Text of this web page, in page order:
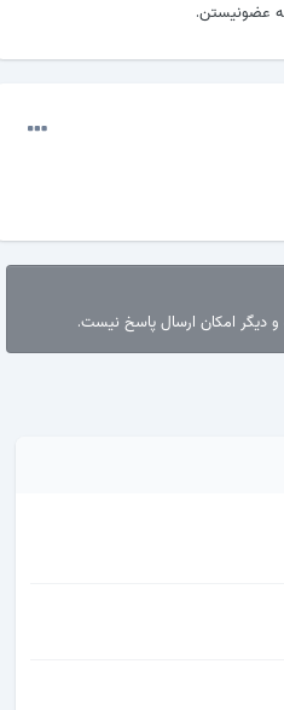
عضونیستن.
دیگر امکان ارسال پاسخ نیست.